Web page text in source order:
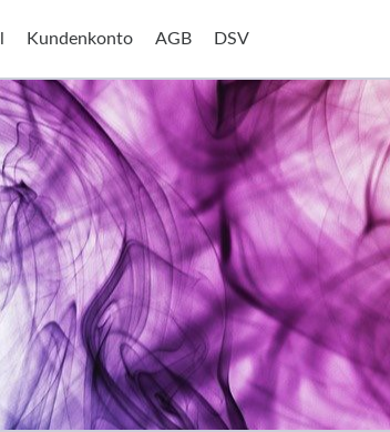
Kundenkonto AGB DSV